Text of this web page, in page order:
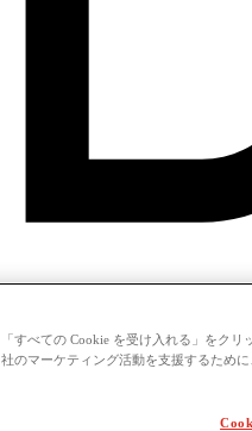
「すべての Cookie を受け入れる」をク
社のマーケティング活動を支援するため